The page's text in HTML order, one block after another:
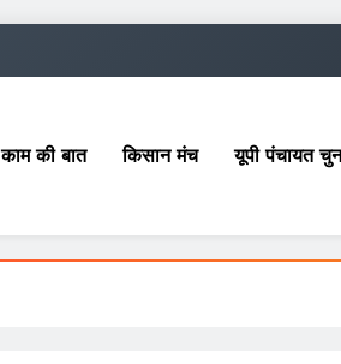
काम की बात किसान मंच यूपी पंचायत